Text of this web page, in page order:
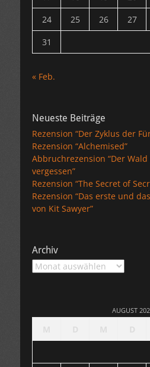
24
25 26 27
31
« Feb.
Neueste Beiträge
Rezension “Der Zyklus der
Rezension “Alchemised”
Abbruchrezension “Der
vergessen”
Rezension “The Secret of
Rezension “Das erste und
von Kit Sawyer”
Archiv
Archiv
AUGUST